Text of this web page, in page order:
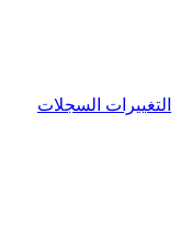
التغييرات السجلات